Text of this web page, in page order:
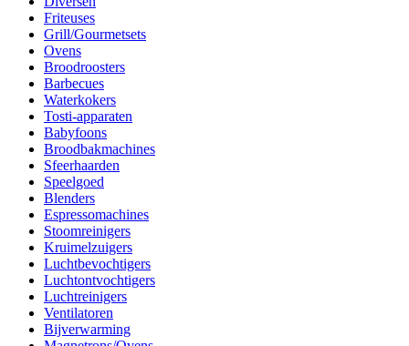
Friteuses
Grill/Gourmetsets
Ovens
Broodroosters
Barbecues
Waterkokers
Tosti-apparaten
Babyfoons
Broodbakmachines
Sfeerhaarden
Speelgoed
Blenders
Espressomachines
Stoomreinigers
Kruimelzuigers
Luchtbevochtigers
Luchtontvochtigers
Luchtreinigers
Ventilatoren
Bijverwarming